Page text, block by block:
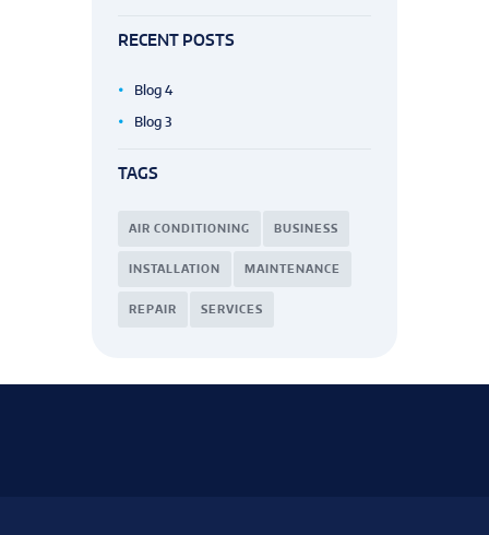
RECENT POSTS
Blog 4
Blog 3
TAGS
AIR CONDITIONING BUSINESS
INSTALLATION MAINTENANCE
REPAIR SERVICES